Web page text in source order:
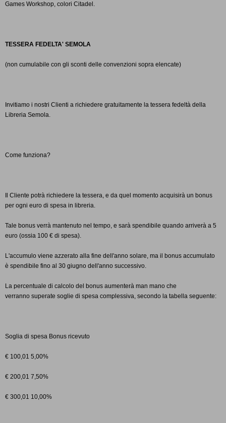
Games Workshop, colori Citadel.
TESSERA FEDELTA' SEMOLA
(non cumulabile con gli sconti delle convenzioni sopra elencate)
Invitiamo i nostri Clienti a richiedere gratuitamente la tessera fedeltà della
Libreria Semola.
Come funziona?
Cliente potrà richiedere la tessera, e da quel momento acquisirà un bonus
per ogni euro di spesa in libreria.
Tale bonus verrà mantenuto nel tempo, e sarà spendibile quando arriverà a 5
euro (ossia 100 € di spesa).
L'accumulo viene azzerato alla fine dell'anno solare, ma il bonus accumulato
è spendibile fino al 30 giugno dell'anno successivo.
La percentuale di calcolo del bonus aumenterà man mano che
verranno superate soglie di spesa complessiva, secondo la tabella seguente:
Soglia di spesa Bonus ricevuto
€ 100,01 5,00%
€ 200,01 7,50%
€ 300,01 10,00%